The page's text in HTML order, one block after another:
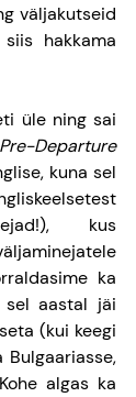
väljakutseid
hakkama
üle ning sai
Pre-Departure
kuna sel
kus
ka
sel aastal jäi
(kui keegi
algas ka